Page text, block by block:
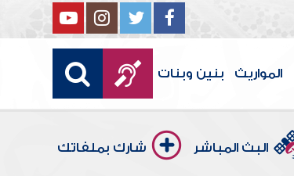
المواريث بنين وبنات
البث المباشر شارك بملفاتك